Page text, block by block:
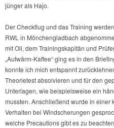
jünger als Hajo.
Der Checkflug und das Training
RWL in Mönchengladbach
mit Oli, dem Trainingskapitän und
„Aufwärm-Kaffee“ ging es in den
konnte ich mich entspannt
Theorietest absolvieren und für den
Unterlagen, wie beispielsweise ein
mussten. Anschließend wurde in einer
Verhalten bei Windscherungen
welche Precautions gibt es zu